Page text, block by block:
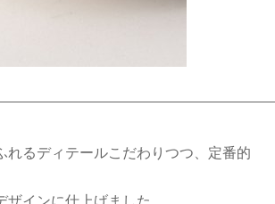
るディテールこだわりつつ、定番的